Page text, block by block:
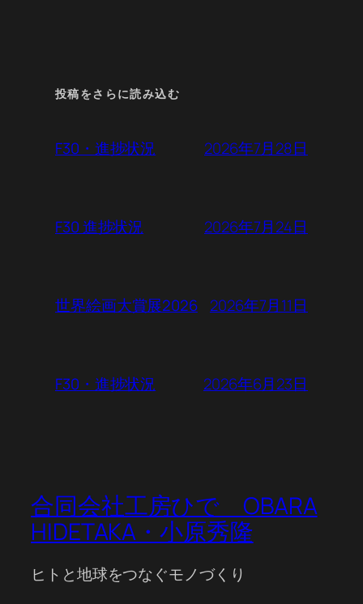
投稿をさらに読み込む
F30・進捗状況 2026年7月28日
F30 進捗状況 2026年7月24日
世界絵画大賞展2026 2026年7月11日
F30・進捗状況 2026年6月23日
合同会社工房ひで OBARA
HIDETAKA・小原秀隆
ヒトと地球をつなぐモノづくり